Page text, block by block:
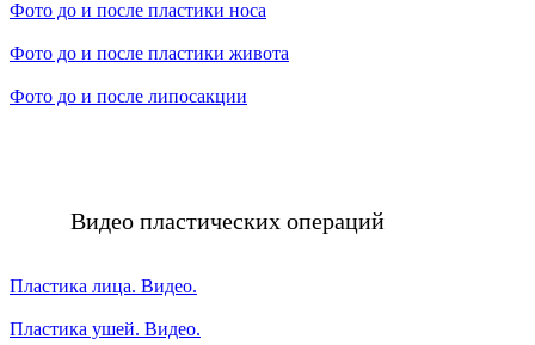
Фото до и после пластики носа
Фото до и после пластики живота
Фото до и после липосакции
Видео пластических операций
Пластика лица. Видео.
Пластика ушей. Видео.